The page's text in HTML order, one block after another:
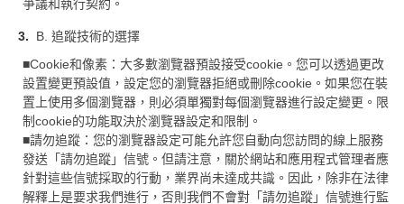
爭議和執行契約。
B. 追蹤技術的選擇
■Cookie和像素：大多數瀏覽器預設接受cookie。您可以透過更改
設置變更預設值，設定您的瀏覽器拒絕或刪除cookie。如果您在裝
置上使用多個瀏覽器，則必須單獨對每個瀏覽器進行設定變更。限
制cookie的功能取決於瀏覽器設定和限制。
■請勿追蹤：您的瀏覽器設定可能允許您自動向您訪問的線上服務
發送「請勿追蹤」信號。但請注意，關於網站和應用程式管理者應
針對這些信號採取的行動，業界尚未達成共識。因此，除非在法律
解釋上是要求我們進行，否則我們不會對「請勿追蹤」信號進行監